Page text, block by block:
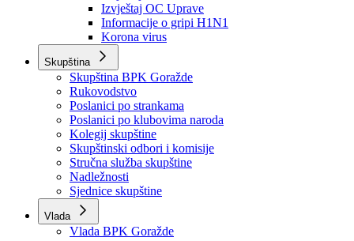
Obavještenja Vlade
Izvještajno prognozna služba Ministarstva privrede
Izvještaj o radu
Izvještaj OC Uprave
Informacije o gripi H1N1
Korona virus
Skupština
Skupština BPK Goražde
Rukovodstvo
Poslanici po strankama
Poslanici po klubovima naroda
Kolegij skupštine
Skupštinski odbori i komisije
Stručna služba skupštine
Nadležnosti
Sjednice skupštine